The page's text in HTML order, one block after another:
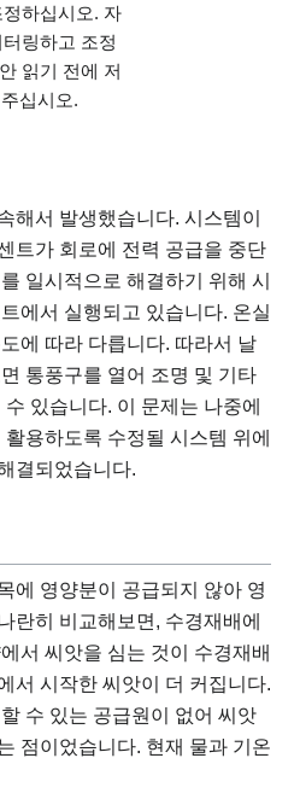
하십시오. 자
링하고 조정
읽기 전에 저
십시오.
해서 발생했습니다. 시스템이
트가 회로에 전력 공급을 중단
일시적으로 해결하기 위해 시
에서 실행되고 있습니다. 온실
에 따라 다릅니다. 따라서 날
통풍구를 열어 조명 및 기타
있습니다. 이 문제는 나중에
용하도록 수정될 시스템 위에
결되었습니다.
에 영양분이 공급되지 않아 영
란히 비교해보면, 수경재배에
서 씨앗을 심는 것이 수경재배
서 시작한 씨앗이 더 커집니다.
수 있는 공급원이 없어 씨앗
점이었습니다. 현재 물과 기온